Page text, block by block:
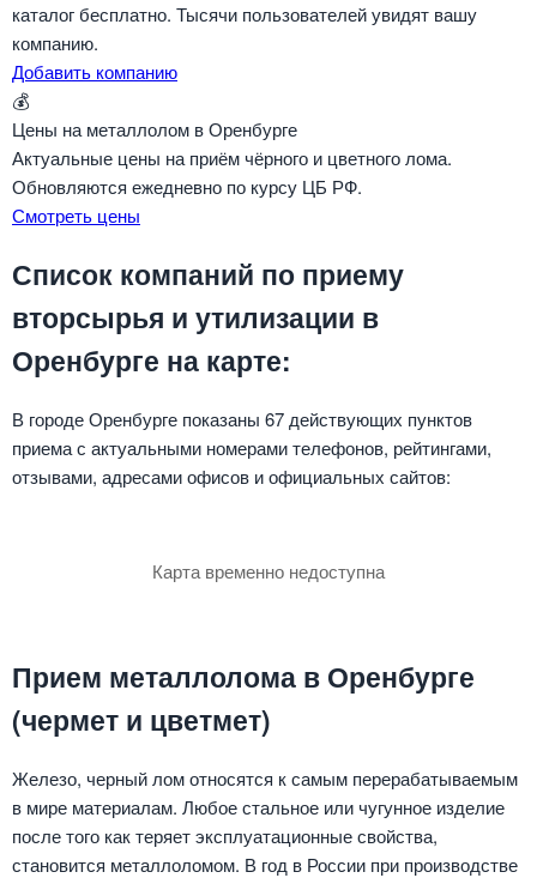
каталог бесплатно. Тысячи пользователей увидят вашу
компанию.
Добавить компанию
💰
Цены на металлолом в Оренбурге
Актуальные цены на приём чёрного и цветного лома.
Обновляются ежедневно по курсу ЦБ РФ.
Смотреть цены
Список компаний по приему
вторсырья и утилизации в
Оренбурге на карте:
В городе Оренбурге показаны 67 действующих пунктов
приема с актуальными номерами телефонов, рейтингами,
отзывами, адресами офисов и официальных сайтов:
Карта временно недоступна
Прием металлолома в Оренбурге
(чермет и цветмет)
Железо, черный лом относятся к самым перерабатываемым
в мире материалам. Любое стальное или чугунное изделие
после того как теряет эксплуатационные свойства,
становится металлоломом. В год в России при производстве